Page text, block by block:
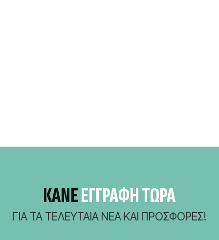
ΚΆΝΕΕΓΓΡΑΦΗ ΤΩΡΑ
ΓΙΑ ΤΑ ΤΕΛΕΥΤΑΊΑ ΝΈΑ ΚΑΙ ΠΡΟΣΦΟΡΈΣ!